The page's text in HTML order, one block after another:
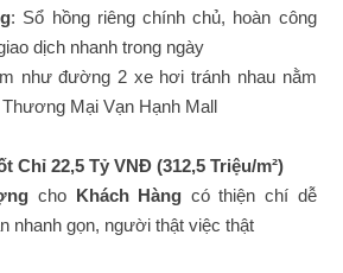
: Sổ hồng riêng chính chủ, hoàn công
dịch nhanh trong ngày
như đường 2 xe hơi tránh nhau nằm
Mại Vạn Hạnh Mall
Chỉ 22,5 Tỷ VNĐ (312,5 Triệu/m²)
cho Khách Hàng có thiện chí dễ
nhanh gọn, người thật việc thật